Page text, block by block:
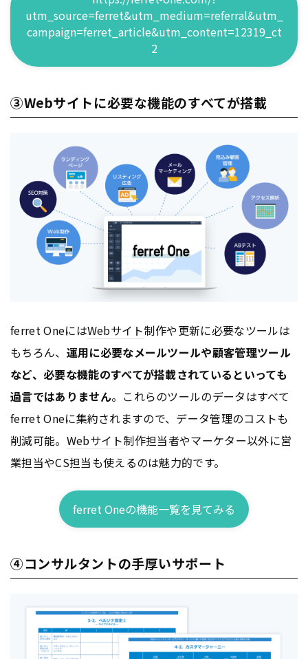
utm_source=ferret&utm_medium=referral&utm_
campaign=ferret_article&utm_content=12319_ct
2
③Webサイトに必要な機能のすべてが搭載
ferret OneにはWebサイト制作や更新に必要なツールは
もちろん、 運用に必要なメールツールや顧客管理ツール
など、必要な機能のすべてが搭載されているといっても
過言ではありません。これらのツールのデータはすべて
ferret Oneに集約されますので、データ管理のコストも
削減可能。 Webサイト制作担当者やマーケター以外に営
業担当やCS担当も使えるのは魅力的です。
ferret Oneの機能一覧を見てみる
④コンサルタントの手厚いサポート